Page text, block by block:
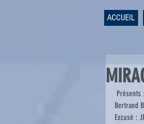
ACCUEIL
Bertrand
Excusé :